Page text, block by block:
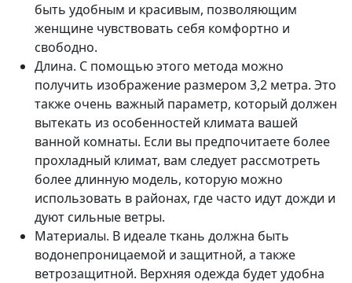
быть удобным и красивым, позволяющим
женщине чувствовать себя комфортно и
свободно.
Длина. С помощью этого метода можно
получить изображение размером 3,2 метра. Это
также очень важный параметр, который должен
вытекать из особенностей климата вашей
ванной комнаты. Если вы предпочитаете более
прохладный климат, вам следует рассмотреть
более длинную модель, которую можно
использовать в районах, где часто идут дожди и
дуют сильные ветры.
Материалы. В идеале ткань должна быть
водонепроницаемой и защитной, а также
ветрозащитной. Верхняя одежда будет удобна